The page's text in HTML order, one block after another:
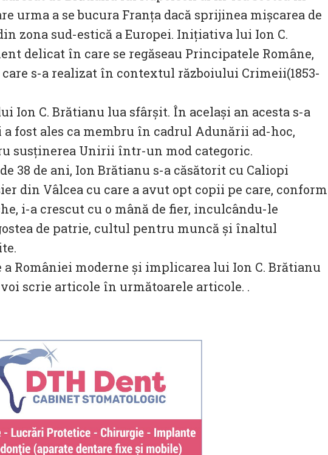
urma a se bucura Franța dacă sprijinea mișcarea de
zona sud-estică a Europei. Inițiativa lui Ion C.
delicat în care se regăseau Principatele Române,
s-a realizat în contextul războiului Crimeii(1853-
Ion C. Brătianu lua sfârșit. În același an acesta s-a
fost ales ca membru în cadrul Adunării ad-hoc,
susținerea Unirii într-un mod categoric.
38 de ani, Ion Brătianu s-a căsătorit cu Caliopi
din Vâlcea cu care a avut opt copii pe care, conform
i-a crescut cu o mână de fier, inculcându-le
de patrie, cultul pentru muncă și înaltul
a României moderne și implicarea lui Ion C. Brătianu
scrie articole în următoarele articole. .